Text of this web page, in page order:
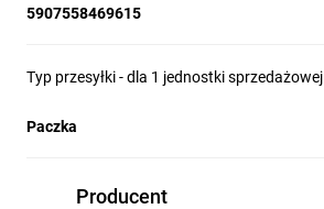
5907558469615
Typ przesyłki - dla 1 jednostki sprzedażowej
Paczka
Producent